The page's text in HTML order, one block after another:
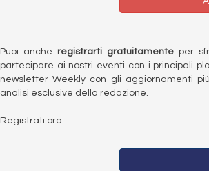
Puoi anche registrarti gratuitamenteper
partecipare ai nostri eventi con i principali
newsletter Weekly con gli aggiornamenti
analisi esclusive della redazione.
Registrati ora.